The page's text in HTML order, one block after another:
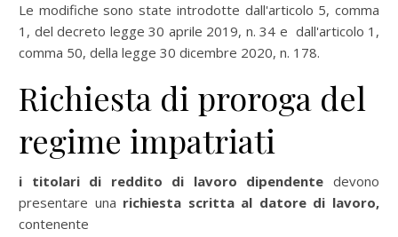
Le modifiche sono state introdotte dall'articolo 5, comma
1, del decreto legge 30 aprile 2019, n. 34 e dall'articolo 1,
comma 50, della legge 30 dicembre 2020, n. 178.
Richiesta di proroga del
regime impatriati
i titolari di reddito di lavoro dipendente devono
presentare una richiesta scritta al datore di lavoro,
contenente